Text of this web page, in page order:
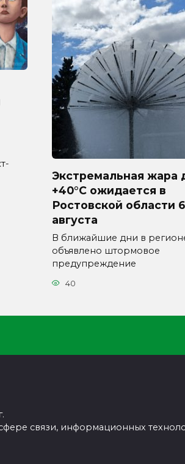
Экстремальная жара
+40°C ожидается в
Ростовской области
августа
В ближайшие дни в
объявлено штормовое
предупреждение
40
связи, информационных